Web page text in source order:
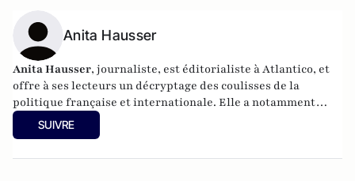
Anita Hausser
Anita Hausser, journaliste, est éditorialiste à Atlantico, et
offre à ses lecteurs un décryptage des coulisses de la
politique française et internationale. Elle a notamment
publiéSarkozy, itinéraire d'une ambition
l'Archipel, 2003). Elle a également réalisé les documentaires
SUIVRE